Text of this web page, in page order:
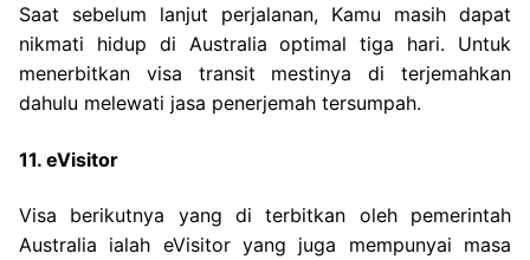
Saat sebelum lanjut perjalanan, Kamu masih dapat
nikmati hidup di Australia optimal tiga hari. Untuk
menerbitkan visa transit mestinya di terjemahkan
dahulu melewati jasa penerjemah tersumpah.
11. eVisitor
Visa berikutnya yang di terbitkan oleh pemerintah
Australia ialah eVisitor yang juga mempunyai masa